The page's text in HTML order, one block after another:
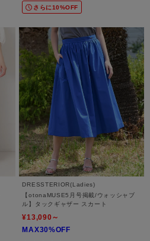
さらに10%OFF
DRESSTERIOR(Ladies)
【otonaMUSE5月号掲載/ウォッシャブ
ル】タックギャザー スカート
¥13,090～
MAX30%OFF